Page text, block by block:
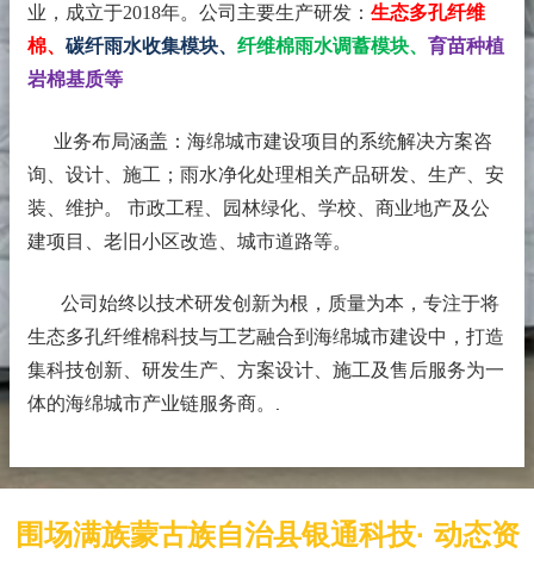
业，成立于2018年。 公司主要生产研发： 生态多孔纤维
棉、 碳纤雨水收集模块、 纤维棉雨水调蓄模块、 育苗种植
岩棉基质等
业务布局涵盖：海绵城市建设项目的系统解决方案咨
询、设计、施工；雨水净化处理相关产品研发、生产、安
装、维护。 市政工程、园林绿化、学校、商业地产及公
建项目、老旧小区改造、城市道路等。
公司始终以技术研发创新为根，质量为本，专注于将
生态多孔纤维棉科技与工艺融合到海绵城市建设中，打造
集科技创新、研发生产、方案设计、施工及售后服务为一
体的海绵城市产业链服务商。
围场满族蒙古族自治县银通科技· 动态资